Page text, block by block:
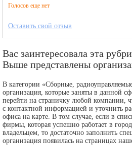
Голосов еще нет
Оставить свой отзыв
Вас заинтересовала эта
Выше представлены
В категории «Сборные,
организация, которые заняты в данной
перейти на страничку любой компании,
с контактной информацией и уточнить
офиса на карте. В том случае, если в
фирмы, которая успешно работает в
владельцем, то достаточно заполнить
организация появилась на страницах